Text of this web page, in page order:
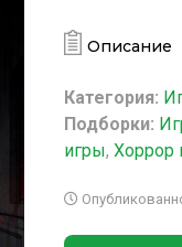
Описание
Категория:
Подборки:
игры,Хоррор